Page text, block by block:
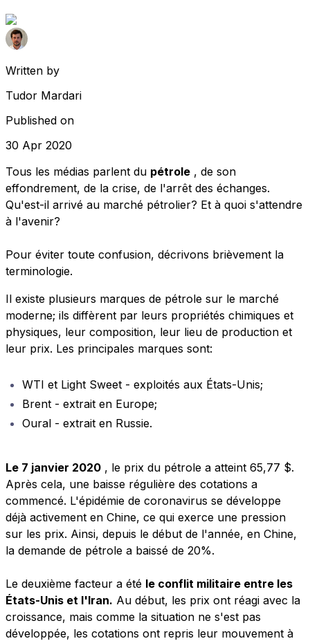
Written by
Tudor Mardari
Published on
30 Apr 2020
Tous les médias parlent du pétrole , de son
effondrement, de la crise, de l'arrêt des échanges.
Qu'est-il arrivé au marché pétrolier? Et à quoi s'attendre
à l'avenir?
Pour éviter toute confusion, décrivons brièvement la
terminologie.
Il existe plusieurs marques de pétrole sur le marché
moderne; ils diffèrent par leurs propriétés chimiques et
physiques, leur composition, leur lieu de production et
leur prix. Les principales marques sont:
WTI et Light Sweet - exploités aux États-Unis;
Brent - extrait en Europe;
Oural - extrait en Russie.
Le 7 janvier 2020 , le prix du pétrole a atteint 65,77 $.
Après cela, une baisse régulière des cotations a
commencé. L'épidémie de coronavirus se développe
déjà activement en Chine, ce qui exerce une pression
sur les prix. Ainsi, depuis le début de l'année, en Chine,
la demande de pétrole a baissé de 20%.
Le deuxième facteur a été le conflit militaire entre les
États-Unis et l'Iran. Au début, les prix ont réagi avec la
croissance, mais comme la situation ne s'est pas
développée, les cotations ont repris leur mouvement à